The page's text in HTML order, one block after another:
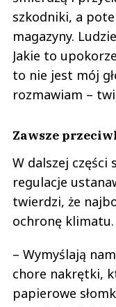
szkodniki, a
magazyny.
Jakie to
to nie jest mój
rozmawiam –
Zawsze
W dalszej części
regulacje
twierdzi, że
ochronę klimatu.
– Wymyślają
chore nakrętki,
papierowe